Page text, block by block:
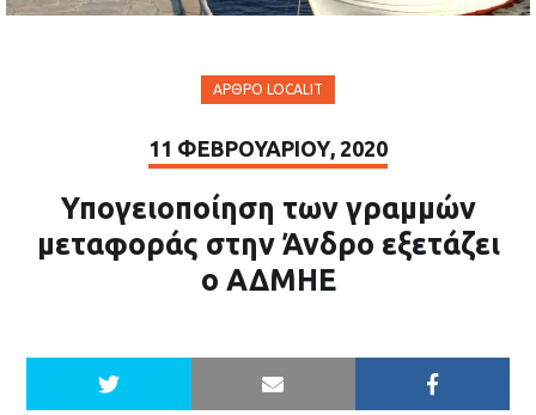
ΆΡΘΡΟ LOCALIT
11 ΦΕΒΡΟΥΑΡΊΟΥ, 2020
Υπογειοποίηση των γραμμών
μεταφοράς στην Άνδρο εξετάζει
ο ΑΔΜΗΕ